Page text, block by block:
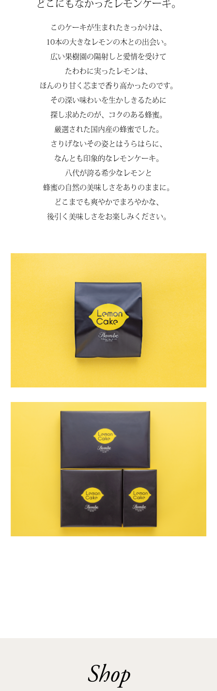
どこにもなかったレモンケーキ。
このケーキが生まれたきっかけは、
10本の大きなレモンの木との出会い。
広い果樹園の陽射しと愛情を受けて
たわわに実ったレモンは、
ほんのり甘く芯まで香り高かったのです。
その深い味わいを生かしきるために
探し求めたのが、コクのある蜂蜜。
厳選された国内産の蜂蜜でした。
さりげないその姿とはうらはらに、
なんとも印象的なレモンケーキ。
八代が誇る希少なレモンと
蜂蜜の自然の美味しさをありのままに。
どこまでも爽やかでまろやかな、
後引く美味しさをお楽しみください。
Shop